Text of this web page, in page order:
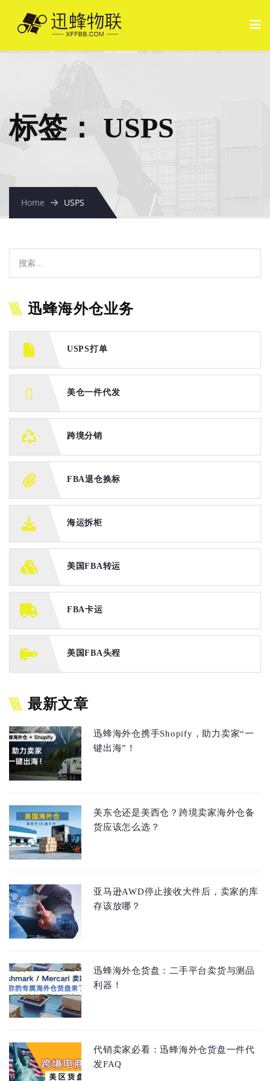
标签： USPS
Home USPS
迅蜂海外仓业务
USPS打单
美仓一件代发
跨境分销
FBA退仓换标
海运拆柜
美国FBA转运
FBA卡运
美国FBA头程
最新文章
迅蜂海外仓携手Shopify，助力卖家“一
键出海”！
美东仓还是美西仓？跨境卖家海外仓备
货应该怎么选？
亚马逊AWD停止接收大件后，卖家的库
存该放哪？
迅蜂海外仓货盘：二手平台卖货与测品
利器！
代销卖家必看：迅蜂海外仓货盘一件代
发FAQ